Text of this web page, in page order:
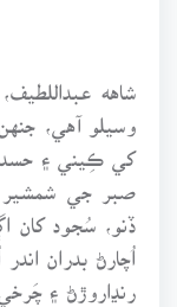
شاهه
وسيلو آهي،
کي ڪِيني ۽ حسد
صبر جي شمشير
ڏنو، سُجود کان
اُچارڻ بدران
رنڍاروڙڻ ۽